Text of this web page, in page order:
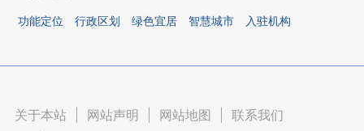
功能定位 行政区划 绿色宜居 智慧城市 入驻机构
关于本站 网站声明 网站地图 联系我们